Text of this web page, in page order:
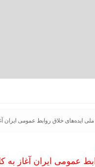
ایده‌های خلاق روابط عمومی ایران
عمومی ایران آغاز به